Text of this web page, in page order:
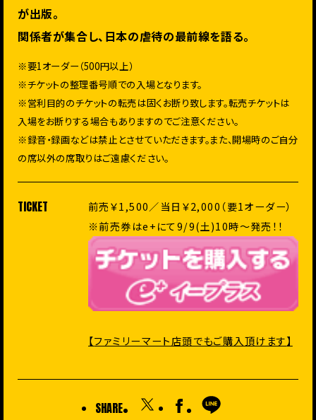
が出版。
関係者が集合し、日本の虐待の最前線を語る。
※要1オーダー（500円以上）
※チケットの整理番号順での入場となります。
※営利目的のチケットの転売は固くお断り致します。転売チケットは
入場をお断りする場合もありますのでご注意ください。
※録音・録画などは禁止とさせていただきます。また、開場時のご自分
の席以外の席取りはご遠慮ください。
TICKET
前売￥1,500／当日￥2,000（要1オーダー）
※前売券はe+にて9/9(土)10時〜発売！！
【ファミリーマート店頭でもご購入頂けます】
SHARE